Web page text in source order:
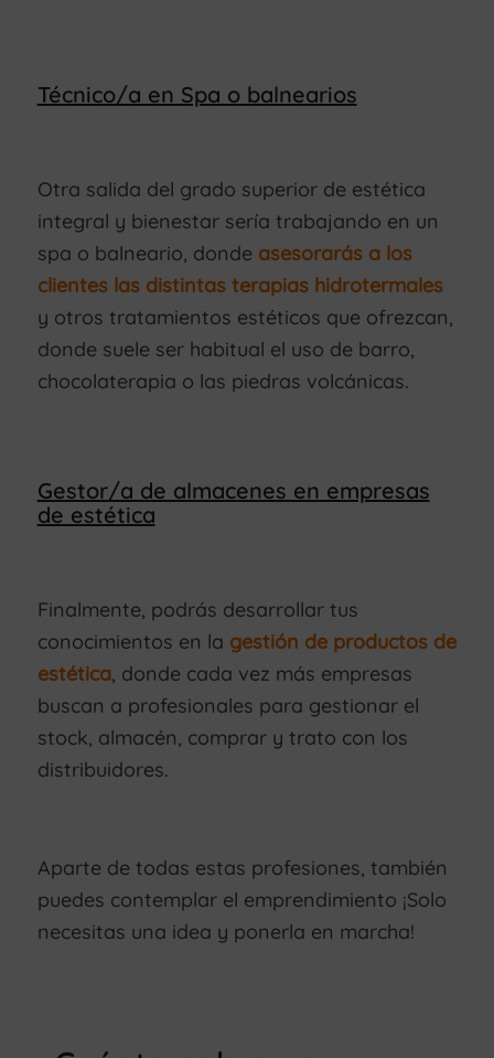
Técnico/a en Spa o balnearios
Otra salida del grado superior de estética
integral y bienestar sería trabajando en un
spa o balneario, donde asesorarás a los
clientes las distintas terapias hidrotermales
y otros tratamientos estéticos que ofrezcan,
donde suele ser habitual el uso de barro,
chocolaterapia o las piedras volcánicas.
Gestor/a de almacenes en empresas
de estética
Finalmente, podrás desarrollar tus
conocimientos en la gestión de productos de
estética, donde cada vez más empresas
buscan a profesionales para gestionar el
stock, almacén, comprar y trato con los
distribuidores.
Aparte de todas estas profesiones, también
puedes contemplar el emprendimiento ¡Solo
necesitas una idea y ponerla en marcha!